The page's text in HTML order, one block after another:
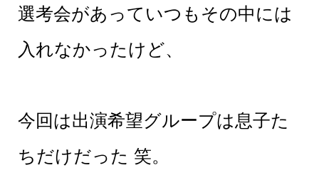
選考会があっていつもその中には
入れなかったけど、
今回は出演希望グループは息子た
ちだけだった 笑。